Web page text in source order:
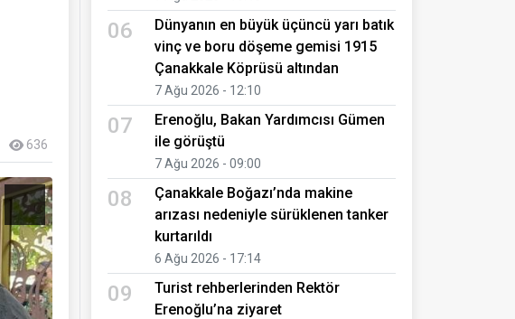
636
06
Dünyanın en büyük üçüncü yarı batık
vinç ve boru döşeme gemisi 1915
Çanakkale Köprüsü altından
7 Ağu 2026 - 12:10
07
Erenoğlu, Bakan Yardımcısı Gümen
ile görüştü
7 Ağu 2026 - 09:00
08
Çanakkale Boğazı’nda makine
arızası nedeniyle sürüklenen tanker
kurtarıldı
6 Ağu 2026 - 17:14
09
Turist rehberlerinden Rektör
Erenoğlu’na ziyaret